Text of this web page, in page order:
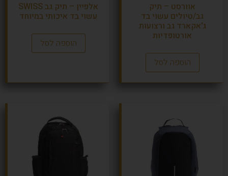
אוורסט – תיק
גב/טיולים עשוי בד
ג'אקארד גב ורצועות
אורטופדיות
הוספה לסל
אלפיין – תיק גב SWISS
עשוי בד איכותי במיוחד
הוספה לסל